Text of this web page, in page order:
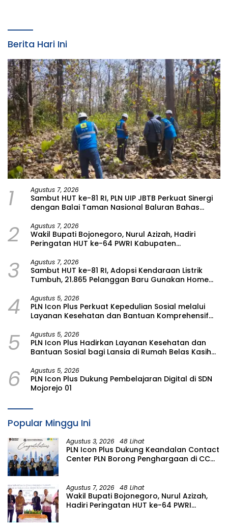
Berita Hari Ini
1 Agustus 7, 2026
Sambut HUT ke-81 RI, PLN UIP JBTB Perkuat Sinergi
dengan Balai Taman Nasional Baluran Bahas
Watudodol/Kalipuro
2 Agustus 7, 2026
Wakil Bupati Bojonegoro, Nurul Azizah, Hadiri
Peringatan HUT ke-64 PWRI Kabupaten
3 Agustus 7, 2026
Sambut HUT ke-81 RI, Adopsi Kendaraan Listrik
Tumbuh, 21.865 Pelanggan Baru Gunakan Home
4 Agustus 5, 2026
PLN Icon Plus Perkuat Kepedulian Sosial melalui
Layanan Kesehatan dan Bantuan Komprehensif
5 Agustus 5, 2026
PLN Icon Plus Hadirkan Layanan Kesehatan dan
Bantuan Sosial bagi Lansia di Rumah Belas Kasih
6 Agustus 5, 2026
PLN Icon Plus Dukung Pembelajaran Digital di SDN
Mojorejo 01
Popular Minggu Ini
Agustus 3, 2026 48 Lihat
PLN Icon Plus Dukung Keandalan Contact
Center PLN Borong Penghargaan di CCW
Agustus 7, 2026 48 Lihat
Wakil Bupati Bojonegoro, Nurul Azizah,
Hadiri Peringatan HUT ke-64 PWRI